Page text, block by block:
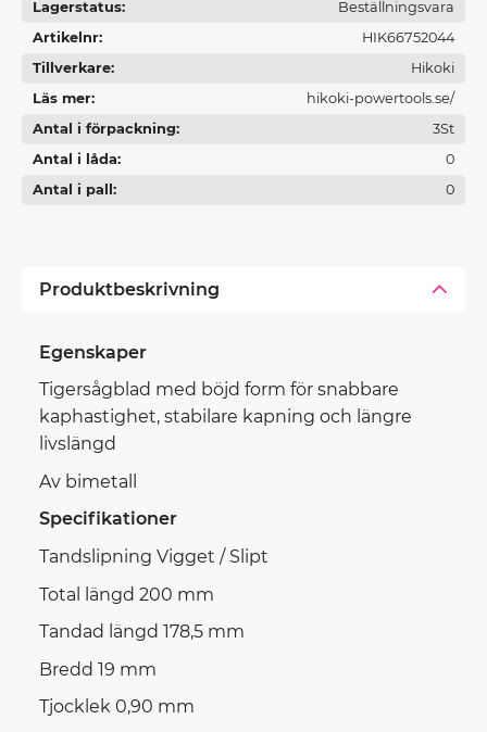
Lagerstatus
Beställningsvara
Artikelnr
HIK66752044
Tillverkare
Hikoki
Läs mer
hikoki-powertools.se/
Antal i förpackning
3St
Antal i låda
0
Antal i pall
0
Produktbeskrivning
Egenskaper
Tigersågblad med böjd form för snabbare
kaphastighet, stabilare kapning och längre
livslängd
Av bimetall
Specifikationer
Tandslipning Vigget / Slipt
Total längd 200 mm
Tandad längd 178,5 mm
Bredd 19 mm
Tjocklek 0,90 mm